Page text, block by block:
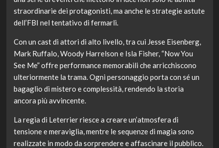
straordinarie dei protagonisti, ma anche le strategie astute
dell’FBI nel tentativo di fermarli.
Con un cast di attori di alto livello, tra cui Jesse Eisenberg,
Mark Ruffalo, Woody Harrelson e Isla Fisher, “Now You
See Me” offre performance memorabili che arricchiscono
ulteriormente la trama. Ogni personaggio porta con sé un
bagaglio di mistero e complessità, rendendo la storia
ancora più avvincente.
La regia di Leterrier riesce a creare un’atmosfera di
tensione e meraviglia, mentre le sequenze di magia sono
realizzate in modo da sorprendere e affascinare il pubblico.